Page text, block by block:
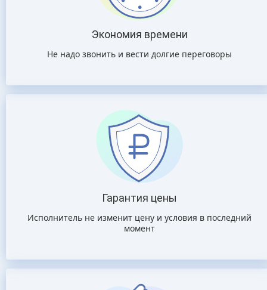
Экономия времени
Не надо звонить и вести долгие переговоры
Гарантия цены
Исполнитель не изменит цену и условия в последний
момент